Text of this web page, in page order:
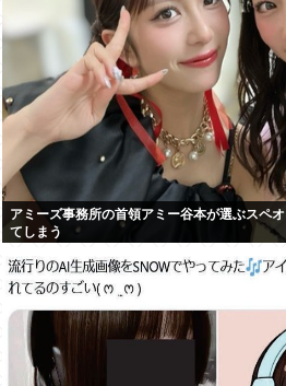
アミーズ事務所の首領アミー谷本が選ぶスペ
てしまう